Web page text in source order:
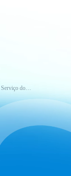
Sobre os Termos de Serviço do CapCut